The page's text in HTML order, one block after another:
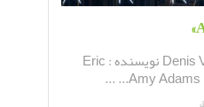
ورود : Arrival کارگردان : Denis Villeneuve نویسنده : Eric